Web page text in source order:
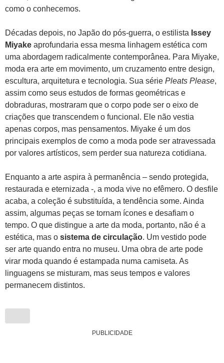
como o conhecemos.
Décadas depois, no Japão do pós-guerra, o estilista Issey
Miyake aprofundaria essa mesma linhagem estética com
uma abordagem radicalmente contemporânea. Para Miyake,
moda era arte em movimento, um cruzamento entre design,
escultura, arquitetura e tecnologia. Sua série Pleats Please,
assim como seus estudos de formas geométricas e
dobraduras, mostraram que o corpo pode ser o eixo de
criações que transcendem o funcional. Ele não vestia
apenas corpos, mas pensamentos. Miyake é um dos
principais exemplos de como a moda pode ser atravessada
por valores artísticos, sem perder sua natureza cotidiana.
Enquanto a arte aspira à permanência – sendo protegida,
restaurada e eternizada -, a moda vive no efêmero. O desfile
acaba, a coleção é substituída, a tendência some. Ainda
assim, algumas peças se tornam ícones e desafiam o
tempo. O que distingue a arte da moda, portanto, não é a
estética, mas o sistema de circulação. Um vestido pode
ser arte quando entra no museu. Uma obra de arte pode
virar moda quando é estampada numa camiseta. As
linguagens se misturam, mas seus tempos e valores
permanecem distintos.
PUBLICIDADE